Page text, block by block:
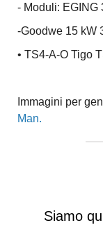
- Moduli: EGING
-Goodwe 15 kW
• TS4-A-O Tigo
Immagini per
Man.
Siamo